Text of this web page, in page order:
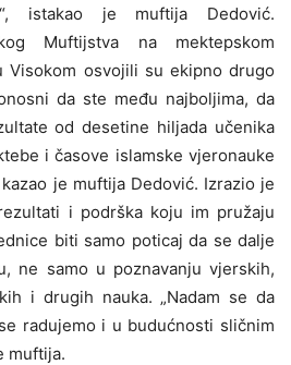
istakao je muftija Dedović.
Muftijstva na mektepskom
Visokom osvojili su ekipno drugo
da ste među najboljima, da
od desetine hiljada učenika
i časove islamske vjeronauke
je muftija Dedović. Izrazio je
i podrška koju im pružaju
biti samo poticaj da se dalje
ne samo u poznavanju vjerskih,
i drugih nauka. „Nadam se da
radujemo i u budućnosti sličnim
muftija.